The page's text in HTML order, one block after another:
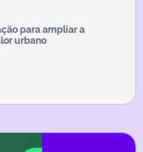
para ampliar a
urbano